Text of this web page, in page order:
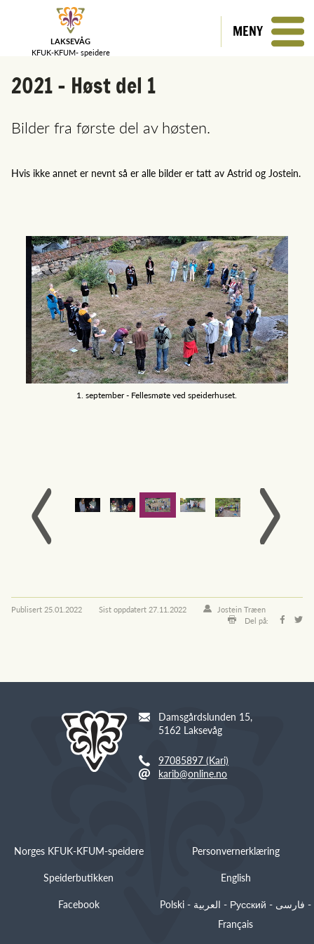
LAKSEVÅG
KFUK-KFUM- speidere
MENY
2021 - Høst del 1
Bilder fra første del av høsten.
Hvis ikke annet er nevnt så er alle bilder er tatt av Astrid og Jostein.
1. september - Fellesmøte ved speiderhuset.
Publisert 25.01.2022 Sist oppdatert 27.11.2022
Jostein Træen
Del på:
Damsgårdslunden 15,
5162 Laksevåg
97085897 (Kari)
karib@online.no
Norges KFUK-KFUM-speidere
Speiderbutikken
Facebook
Personvernerklæring
English
Polski - العربية - Русский - فارسی -
Français